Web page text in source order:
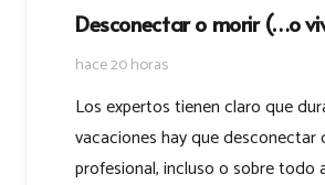
Desconectar o morir (…o
hace 20 horas
Los expertos tienen claro que
vacaciones hay que desconectar
profesional, incluso o sobre todo